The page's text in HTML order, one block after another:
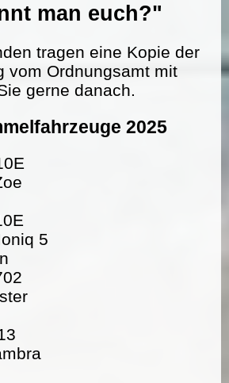
man euch?"
tragen eine Kopie der
vom Ordnungsamt mit
gerne danach.
2025
5